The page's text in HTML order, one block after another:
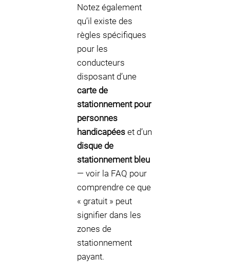
Notez également
qu’il existe des
règles spécifiques
pour les
conducteurs
disposant d’une
carte de
stationnement pour
personnes
handicapées et d’un
disque de
stationnement bleu
— voir la FAQ pour
comprendre ce que
« gratuit » peut
signifier dans les
zones de
stationnement
payant.